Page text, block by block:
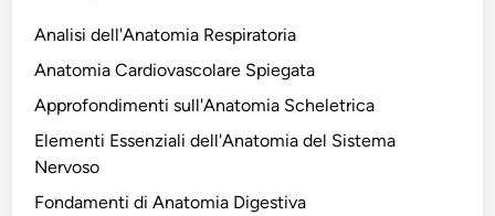
Analisi dell'Anatomia Respiratoria
Anatomia Cardiovascolare Spiegata
Approfondimenti sull'Anatomia Scheletrica
Elementi Essenziali dell'Anatomia del Sistema
Nervoso
Fondamenti di Anatomia Digestiva